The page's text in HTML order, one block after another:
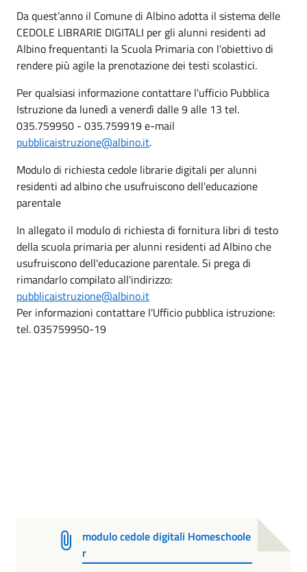
Da quest’anno il Comune di Albino adotta il sistema delle
CEDOLE LIBRARIE DIGITALI per gli alunni residenti ad
Albino frequentanti la Scuola Primaria con l’obiettivo di
rendere più agile la prenotazione dei testi scolastici.
Per qualsiasi informazione contattare l'ufficio Pubblica
Istruzione da lunedì a venerdì dalle 9 alle 13 tel.
035.759950 - 035.759919 e-mail
pubblicaistruzione@albino.it.
Modulo di richiesta cedole librarie digitali per alunni
residenti ad albino che usufruiscono dell'educazione
parentale
In allegato il modulo di richiesta di fornitura libri di testo
della scuola primaria per alunni residenti ad Albino che
usufruiscono dell'educazione parentale. Si prega di
rimandarlo compilato all'indirizzo:
pubblicaistruzione@albino.it
Per informazioni contattare l'Ufficio pubblica istruzione:
tel. 035759950-19
modulo cedole digitali Homeschoole
r